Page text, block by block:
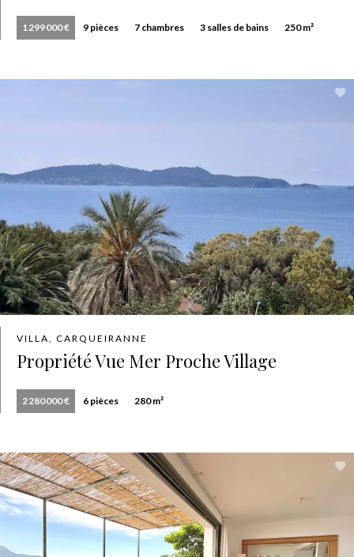
1 299 000 € 9 pièces 7 chambres 3 salles de bains 250 m²
VILLA, CARQUEIRANNE
Propriété Vue Mer Proche Village
2 280 000 € 6 pièces 280 m²